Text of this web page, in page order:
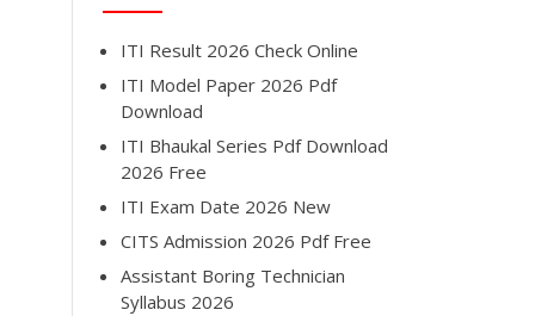
ITI Result 2026 Check Online
ITI Model Paper 2026 Pdf
Download
ITI Bhaukal Series Pdf Download
2026 Free
ITI Exam Date 2026 New
CITS Admission 2026 Pdf Free
Assistant Boring Technician
Syllabus 2026